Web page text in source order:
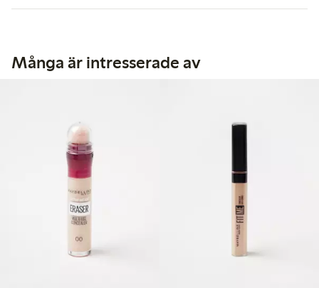
Många är intresserade av